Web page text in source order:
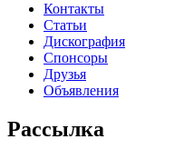
Контакты
Статьи
Дискография
Спонсоры
Друзья
Объявления
Рассылка